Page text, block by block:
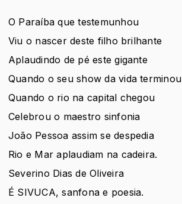
O Paraíba que testemunhou
Viu o nascer deste filho brilhante
Aplaudindo de pé este gigante
Quando o seu show da vida terminou
Quando o rio na capital chegou
Celebrou o maestro sinfonia
João Pessoa assim se despedia
Rio e Mar aplaudiam na cadeira.
Severino Dias de Oliveira
É SIVUCA, sanfona e poesia.